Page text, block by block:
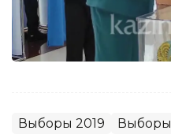
Выборы 2019 Выборы